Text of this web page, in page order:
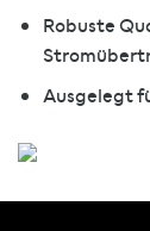
Robuste
Ausgelegt